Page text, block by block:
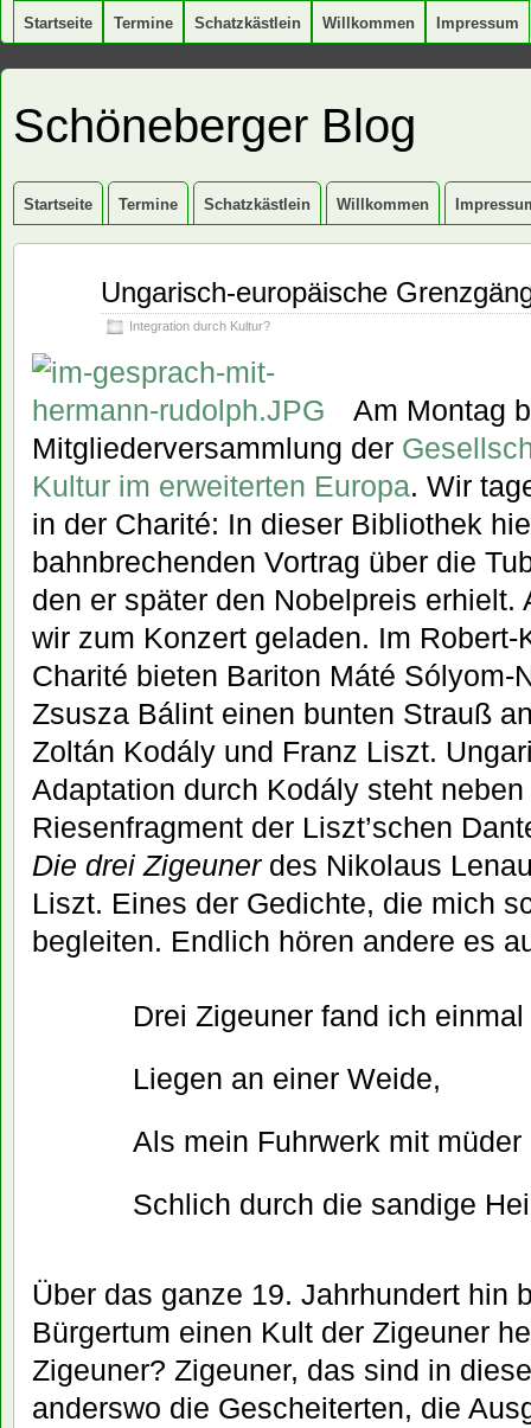
Startseite Termine Schatzkästlein Willkommen Impressum
Schöneberger Blog
Startseite Termine Schatzkästlein Willkommen
Ungarisch-europäische
Integration durch Kultur?
Am Montag
Mitgliederversammlung der
Kultur im erweiterten Europa. Wir
in der Charité: In dieser Bibliothek
bahnbrechenden Vortrag über die
den er später den Nobelpreis erhielt.
wir zum Konzert geladen. Im Robert-
Charité bieten Bariton Máté Sólyom-
Zsusza Bálint einen bunten Strauß
Zoltán Kodály und Franz Liszt.
Adaptation durch Kodály steht
Riesenfragment der Liszt’schen
Die drei Zigeunerdes Nikolaus
Liszt. Eines der Gedichte, die mich
begleiten. Endlich hören andere es
Drei Zigeuner fand ich einmal
Liegen an einer Weide,
Als mein Fuhrwerk mit müder
Schlich durch die sandige
Über das ganze 19. Jahrhundert hin
Bürgertum einen Kult der Zigeuner
Zigeuner? Zigeuner, das sind in
anderswo die Gescheiterten, die